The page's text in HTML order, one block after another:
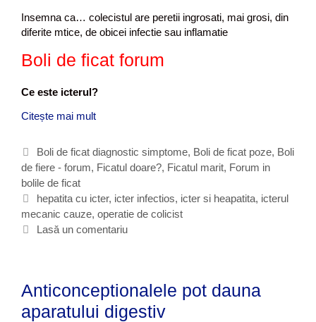
Insemna ca… colecistul are peretii ingrosati, mai grosi, din
diferite mtice, de obicei infectie sau inflamatie
Boli de ficat forum
Ce este icterul?
Citește mai mult
l
d
f
i
c
i
f
C
a
t
e
g
o
Boli de ficat diagnostic simptome, Boli de ficat poze, Boli
de fiere - forum, Ficatul doare?, Ficatul marit, Forum in
bolile de ficat
E
t
i
t
e
hepatita cu icter, icter infectios, icter si heapatita, icterul
mecanic cauze, operatie de colicist
Lasă un comentariu
Anticonceptionalele pot dauna
aparatului digestiv